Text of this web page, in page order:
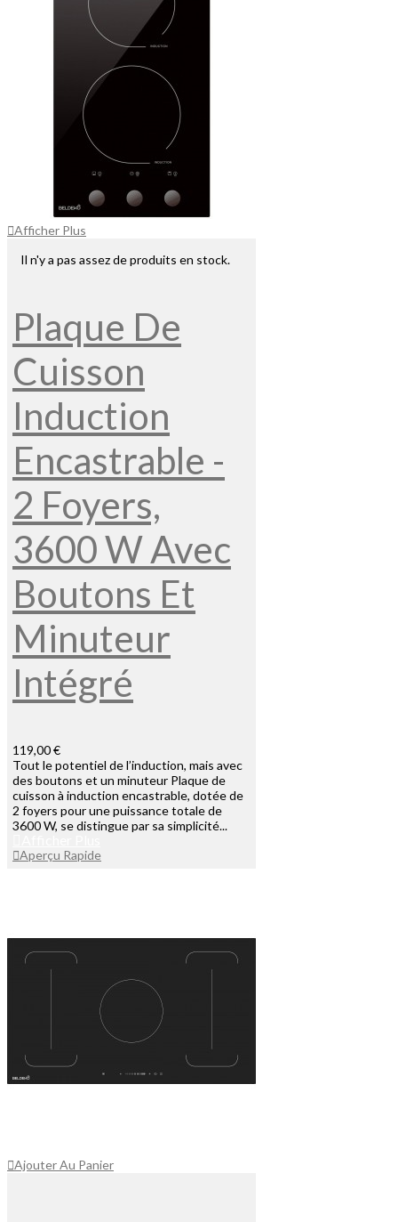
Afficher Plus
Il n'y a pas assez de produits en stock.
Plaque De
Cuisson
Induction
Encastrable -
2 Foyers,
3600 W Avec
Boutons Et
Minuteur
Intégré
119,00 €
Tout le potentiel de l’induction, mais avec
des boutons et un minuteur Plaque de
cuisson à induction encastrable, dotée de
2 foyers pour une puissance totale de
3600 W, se distingue par sa simplicité...
Aperçu Rapide
Ajouter Au Panier